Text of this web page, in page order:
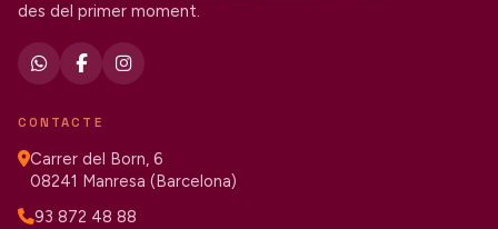
des del primer moment.
CONTACTE
Carrer del Born, 6
08241 Manresa (Barcelona)
93 872 48 88